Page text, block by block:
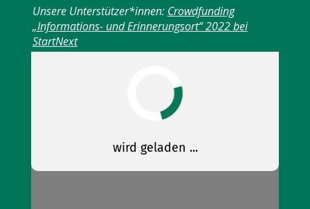
Unsere Unterstützer*innen: Crowdfunding
„Informations- und Erinnerungsort“ 2022 bei
StartNext